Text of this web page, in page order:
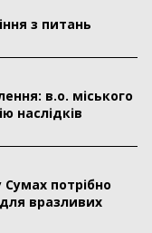
з питань
в.о. міського
наслідків
потрібно
вразливих